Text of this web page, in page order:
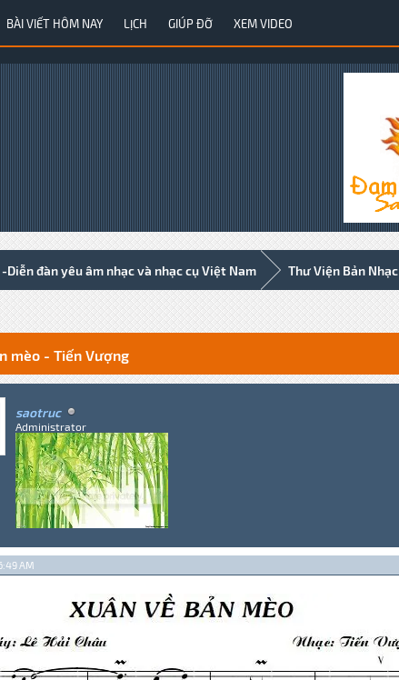
BÀI VIẾT HÔM NAY LỊCH GIÚP ĐỠ XEM VIDEO
Diễn đàn yêu âm nhạc và nhạc cụ Việt Nam Thư Viện Bản Nhạc
0 Average
mèo - Tiến Vượng
saotruc
Administrator
AM